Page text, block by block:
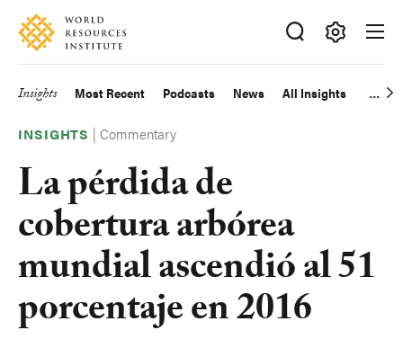
Skip
main
Accessibility
Making
Big
Happen
Main
navigation
Insights Most Recent Podcasts News All Insights
INSIGHTS |Commentary
La pérdida de
cobertura arbórea
mundial ascendió al 51
porcentaje en 2016